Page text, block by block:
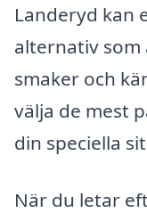
Landeryd kan
alternativ som
smaker och
välja de mest
din speciella
När du letar